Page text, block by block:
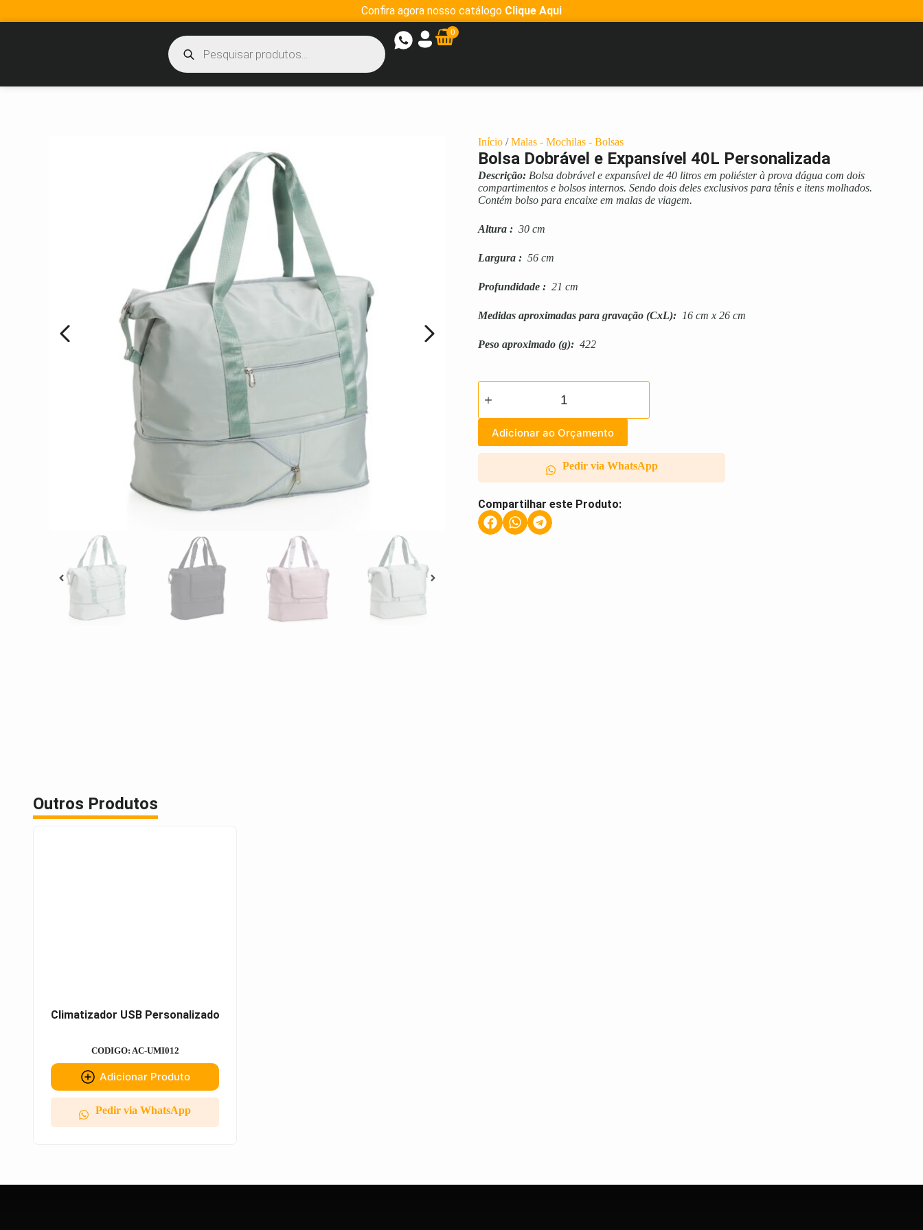
Confira agora nosso catálogo Clique Aqui
0
Início /Malas - Mochilas - Bolsas
Bolsa Dobrável e Expansível 40L Personalizada
Descrição: Bolsa dobrável e expansível de 40 litros em poliéster à prova dágua com dois
compartimentos e bolsos internos. Sendo dois deles exclusivos para tênis e itens molhados.
Contém bolso para encaixe em malas de viagem.
Altura : 30 cm
Largura : 56 cm
Profundidade : 21 cm
Medidas aproximadas para gravação (CxL): 16 cm x 26 cm
Peso aproximado (g): 422
Adicionar ao Orçamento
Pedir via WhatsApp
Compartilhar este Produto:
Outros Produtos
Climatizador USB Personalizado
CODIGO: AC-UMI012
Adicionar Produto
Pedir via WhatsApp